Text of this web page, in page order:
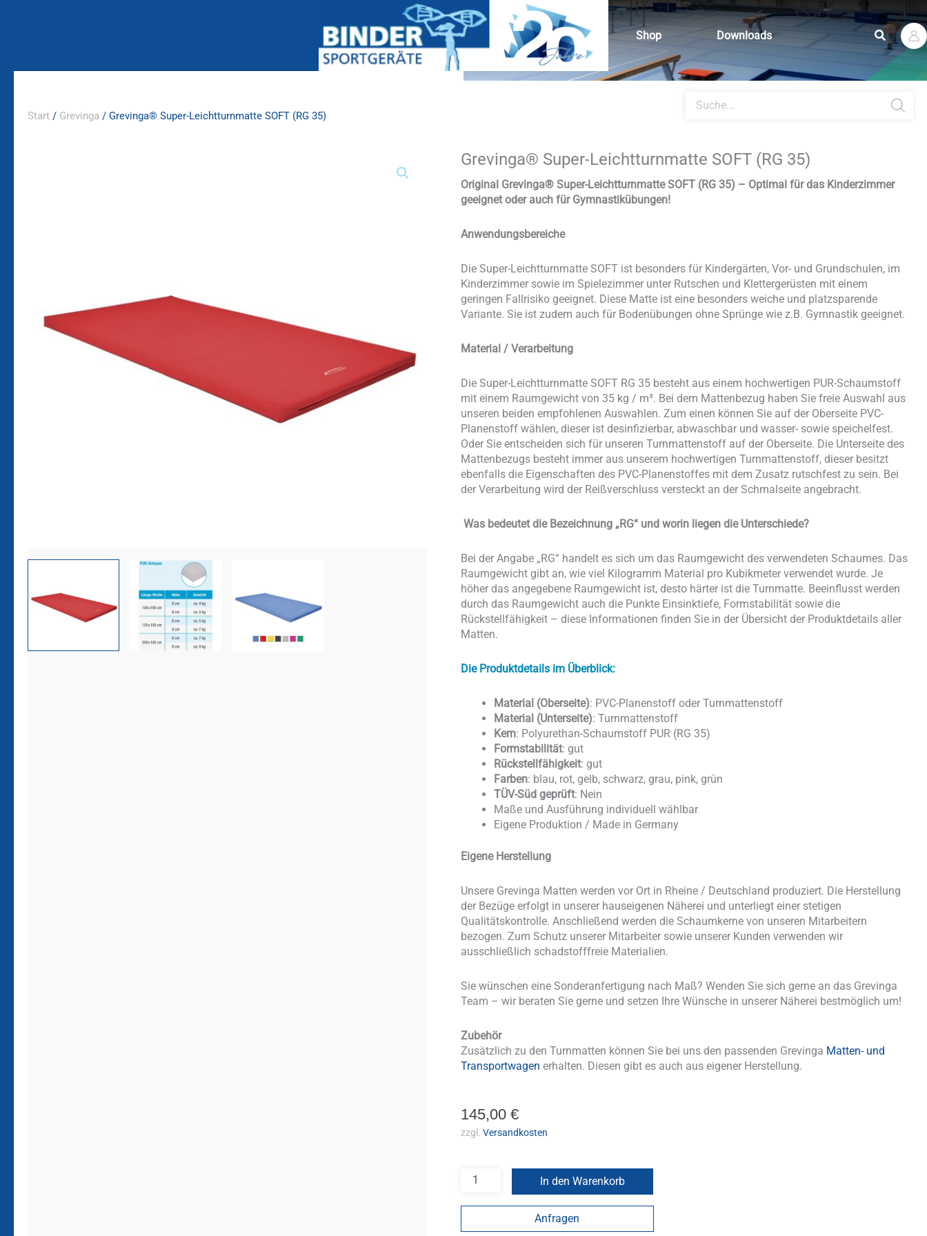
Shop Downloads Suchen
search
Start / Grevinga / Grevinga® Super-Leichtturnmatte SOFT (RG 35)
Grevinga® Super-Leichtturnmatte SOFT (RG 35)
Original Grevinga® Super-Leichtturnmatte SOFT (RG 35) – Optimal für das Kinderzimmer
geeignet oder auch für Gymnastikübungen!
Anwendungsbereiche
Die Super-Leichtturnmatte SOFT ist besonders für Kindergärten, Vor- und Grundschulen, im
Kinderzimmer sowie im Spielezimmer unter Rutschen und Klettergerüsten mit einem
geringen Fallrisiko geeignet. Diese Matte ist eine besonders weiche und platzsparende
Variante. Sie ist zudem auch für Bodenübungen ohne Sprünge wie z.B. Gymnastik geeignet.
Material / Verarbeitung
Die Super-Leichtturnmatte SOFT RG 35 besteht aus einem hochwertigen PUR-Schaumstoff
mit einem Raumgewicht von 35 kg / m³. Bei dem Mattenbezug haben Sie freie Auswahl aus
unseren beiden empfohlenen Auswahlen. Zum einen können Sie auf der Oberseite PVC-
Planenstoff wählen, dieser ist desinfizierbar, abwaschbar und wasser- sowie speichelfest.
Oder Sie entscheiden sich für unseren Turnmattenstoff auf der Oberseite. Die Unterseite des
Mattenbezugs besteht immer aus unserem hochwertigen Turnmattenstoff, dieser besitzt
ebenfalls die Eigenschaften des PVC-Planenstoffes mit dem Zusatz rutschfest zu sein. Bei
der Verarbeitung wird der Reißverschluss versteckt an der Schmalseite angebracht.
Was bedeutet die Bezeichnung „RG“ und worin liegen die Unterschiede?
Bei der Angabe „RG“ handelt es sich um das Raumgewicht des verwendeten Schaumes. Das
Raumgewicht gibt an, wie viel Kilogramm Material pro Kubikmeter verwendet wurde. Je
höher das angegebene Raumgewicht ist, desto härter ist die Turnmatte. Beeinflusst werden
durch das Raumgewicht auch die Punkte Einsinktiefe, Formstabilität sowie die
Rückstellfähigkeit – diese Informationen finden Sie in der Übersicht der Produktdetails aller
Matten.
Die Produktdetails im Überblick:
Material (Oberseite): PVC-Planenstoff oder Turnmattenstoff
Material (Unterseite): Turnmattenstoff
Kern: Polyurethan-Schaumstoff PUR (RG 35)
Formstabilität: gut
Rückstellfähigkeit: gut
Farben: blau, rot, gelb, schwarz, grau, pink, grün
TÜV-Süd geprüft: Nein
Maße und Ausführung individuell wählbar
Eigene Produktion / Made in Germany
Eigene Herstellung
Unsere Grevinga Matten werden vor Ort in Rheine / Deutschland produziert. Die Herstellung
der Bezüge erfolgt in unserer hauseigenen Näherei und unterliegt einer stetigen
Qualitätskontrolle. Anschließend werden die Schaumkerne von unseren Mitarbeitern
bezogen. Zum Schutz unserer Mitarbeiter sowie unserer Kunden verwenden wir
ausschließlich schadstofffreie Materialien.
Sie wünschen eine Sonderanfertigung nach Maß? Wenden Sie sich gerne an das Grevinga
Team – wir beraten Sie gerne und setzen Ihre Wünsche in unserer Näherei bestmöglich um!
Zubehör
Zusätzlich zu den Turnmatten können Sie bei uns den passenden Grevinga Matten- und
Transportwagen erhalten. Diesen gibt es auch aus eigener Herstellung.
145,00 €
zzgl. Versandkosten
Grevinga®
Leichtturnmatte
SOFT
Menge
In den Warenkorb
Anfragen